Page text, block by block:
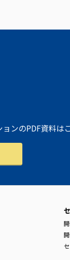
ンのPDF資料は